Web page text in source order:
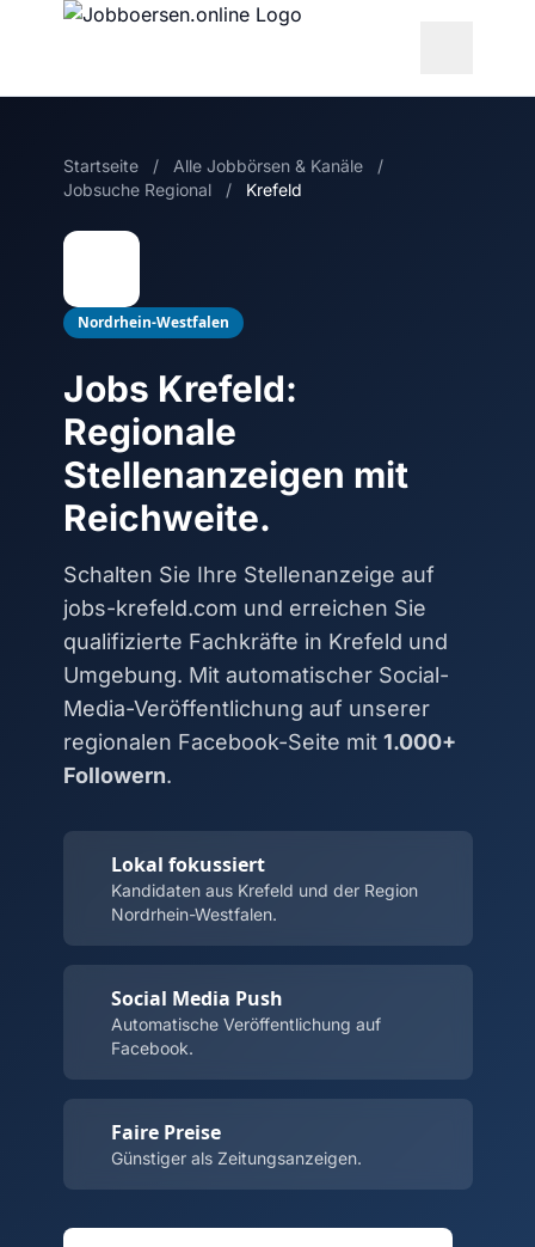
Startseite / Alle Jobbörsen & Kanäle
/
Jobsuche Regional
/ Krefeld
Nordrhein-Westfalen
Jobs Krefeld:
Regionale
Stellenanzeigen mit
Reichweite.
Schalten Sie Ihre Stellenanzeige auf
jobs-krefeld.com und erreichen Sie
qualifizierte Fachkräfte in Krefeld und
Umgebung. Mit automatischer Social-
Media-Veröffentlichung auf unserer
regionalen Facebook-Seite mit 1.000+
Followern.
Lokal fokussiert
Kandidaten aus Krefeld und der Region
Nordrhein-Westfalen.
Social Media Push
Automatische Veröffentlichung auf
Facebook.
Faire Preise
Günstiger als Zeitungsanzeigen.